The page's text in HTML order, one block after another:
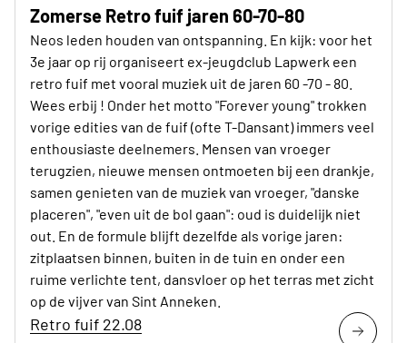
Zomerse Retro fuif jaren 60-70-80
Neos leden houden van ontspanning. En kijk: voor het
3e jaar op rij organiseert ex-jeugdclub Lapwerk een
retro fuif met vooral muziek uit de jaren 60 -70 - 80.
Wees erbij ! Onder het motto "Forever young" trokken
vorige edities van de fuif (ofte T-Dansant) immers veel
enthousiaste deelnemers. Mensen van vroeger
terugzien, nieuwe mensen ontmoeten bij een drankje,
samen genieten van de muziek van vroeger, "danske
placeren", "even uit de bol gaan": oud is duidelijk niet
out. En de formule blijft dezelfde als vorige jaren:
zitplaatsen binnen, buiten in de tuin en onder een
ruime verlichte tent, dansvloer op het terras met zicht
op de vijver van Sint Anneken.
Retro fuif 22.08